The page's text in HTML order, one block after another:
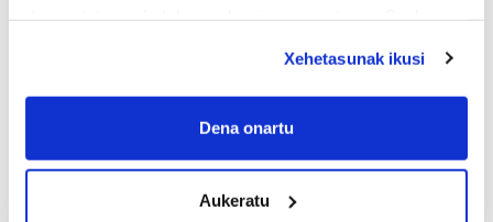
If you allow, we would also like to:
Collect information about your geographical
meters
Identify your device by actively scanning it for
Xehetasunak ikusi
Dena onartu
Aukeratu